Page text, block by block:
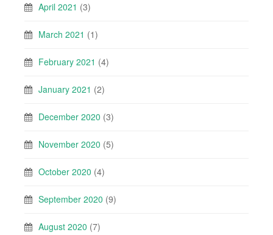
April 2021 (3)
March 2021 (1)
February 2021 (4)
January 2021 (2)
December 2020 (3)
November 2020 (5)
October 2020 (4)
September 2020 (9)
August 2020 (7)